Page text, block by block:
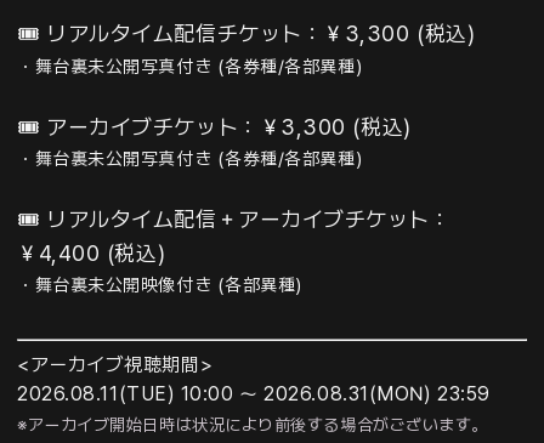
🎟️ リアルタイム配信チケット：￥3,300 (税込)
・舞台裏未公開写真付き (各券種/各部異種)
🎟️ アーカイブチケット：￥3,300 (税込)
・舞台裏未公開写真付き (各券種/各部異種)
🎟️ リアルタイム配信＋アーカイブチケット：
￥4,400 (税込)
・舞台裏未公開映像付き (各部異種)
<アーカイブ視聴期間 >
2026.08.11(TUE) 10:00 ～ 2026.08.31(MON) 23:59
※アーカイブ開始日時は状況により前後する場合がございます。